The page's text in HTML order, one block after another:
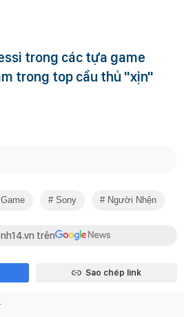
trong các tựa game
trong top cầu thủ "xịn"
Sony Người Nhện
trên
Sao chép link